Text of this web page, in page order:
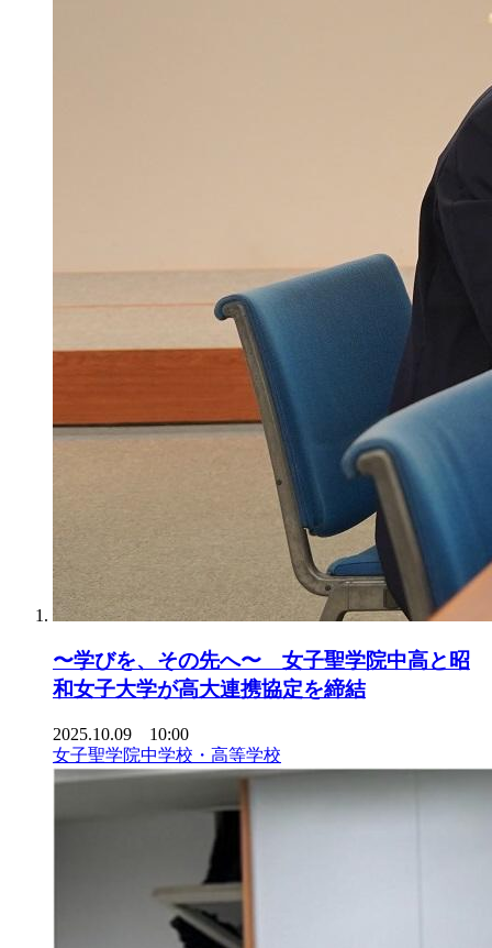
〜学びを、その先へ〜 女子聖学院中高と昭
和女子大学が高大連携協定を締結
2025.10.09 10:00
女子聖学院中学校・高等学校